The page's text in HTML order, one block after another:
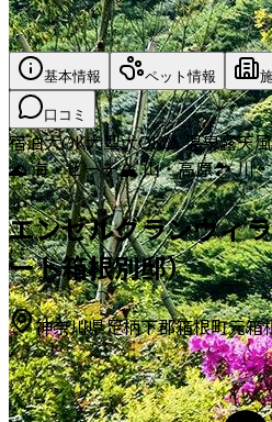
基本情報 ペット情報
口コミ
宿泊犬OK大型犬OK♨️ 温泉露天
🌊 海・ビーチ🏔️ 山・高原🏞️ 川・
エンゼルグランヴィ
ート箱根別邸）
神奈川県足柄下郡箱根町元箱